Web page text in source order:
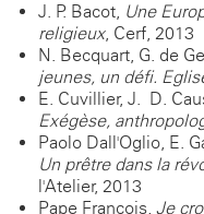
J. P. Bacot, Une
religieux, Cerf, 2013
N. Becquart, G. de
jeunes, un défi.
E. Cuvillier, J.- D.
Exégèse,
Paolo Dall'Oglio, E.
Un prêtre dans la
l'Atelier, 2013
Pape François, Je